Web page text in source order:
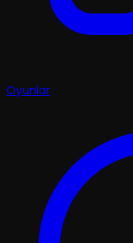
Oyunlar